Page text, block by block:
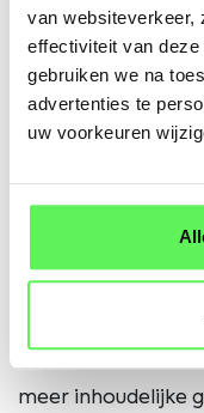
van websiteverkeer,
effectiviteit van
gebruiken we na
advertenties te
uw voorkeuren
Staat dat er? Dan
Nu wil je nog
hebben. Dat doet
zichzelf. Zolang je
meer inhoudelijke